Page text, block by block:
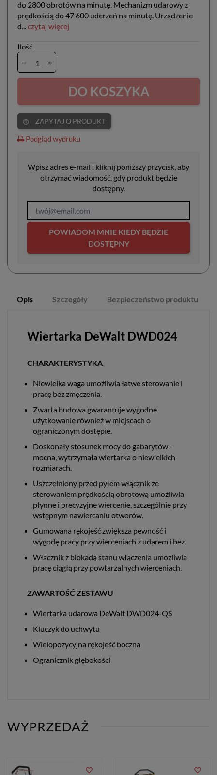
do 2800 obrotów na minutę. Mechanizm udarowy z
prędkością do 47 600 uderzeń na minutę. Urządzenie
d...czytaj więcej
Ilość
DO KOSZYKA
help_outline ZAPYTAJ O PRODUKT
Podgląd wydruku
Wpisz adres e-mail i kliknij poniższy przycisk, aby
otrzymać wiadomość, gdy produkt będzie
dostępny.
POWIADOM MNIE KIEDY BĘDZIE
DOSTĘPNY
Opis Szczegóły Bezpieczeństwo produktu
Wiertarka DeWalt DWD024
CHARAKTERYSTYKA
Niewielka waga umożliwia łatwe sterowanie i
pracę bez zmęczenia.
Zwarta budowa gwarantuje wygodne
użytkowanie również w miejscach o
ograniczonym dostępie.
Doskonały stosunek mocy do gabarytów -
mocna, wytrzymała wiertarka o niewielkich
rozmiarach.
Uszczelniony przed pyłem włącznik ze
sterowaniem prędkością obrotową umożliwia
płynne i precyzyjne wiercenie, szczególnie przy
wstępnym nawiercaniu otworów.
Gumowana rękojeść zwiększa pewność i
wygodę pracy przy wierceniach z udarem i bez.
Włącznik z blokadą stanu włączenia umożliwia
pracę ciągłą przy powtarzalnych wierceniach.
ZAWARTOŚĆ ZESTAWU
Wiertarka udarowa DeWalt DWD024-QS
Kluczyk do uchwytu
Wielopozycyjna rękojeść boczna
Ogranicznik głębokości
WYPRZEDAŻ
favorite_border favorite_border